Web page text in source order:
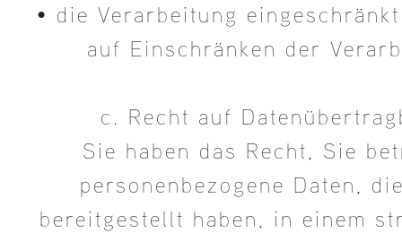
• die Verarbeitung
auf Einschränken der
c. Recht auf
Sie haben das Recht, Sie
personenbezogene Daten,
bereitgestellt haben, in einem